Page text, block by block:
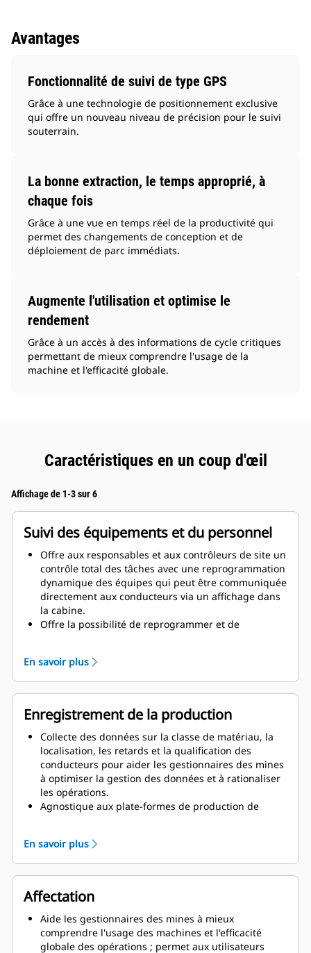
Avantages
Fonctionnalité de suivi de type GPS
Grâce à une technologie de positionnement exclusive
qui offre un nouveau niveau de précision pour le suivi
souterrain.
La bonne extraction, le temps approprié, à
chaque fois
Grâce à une vue en temps réel de la productivité qui
permet des changements de conception et de
déploiement de parc immédiats.
Augmente l'utilisation et optimise le
rendement
Grâce à un accès à des informations de cycle critiques
permettant de mieux comprendre l'usage de la
machine et l'efficacité globale.
Caractéristiques en un coup d'œil
Affichage de 1-3 sur 6
Suivi des équipements et du personnel
Offre aux responsables et aux contrôleurs de site un
contrôle total des tâches avec une reprogrammation
dynamique des équipes qui peut être communiquée
directement aux conducteurs via un affichage dans
la cabine.
Offre la possibilité de reprogrammer et de
Suit tous les déplacements des machines et des
matériaux sur le site, surveille les vitesses des
machines, la performance des conducteurs, les
alertes de code d'anomalie, etc.
Analyse les scénarios « et si ? » afin de choisir le
meilleur plan d'action quand la disponibilité des
équipements change.
Permet au personnel de la mine de visualiser toute
l'exploitation d'un simple coup d'œil.
Suit chaque machine de façon à ce que les
gestionnaires des mines puissent voir
En savoir plus
Enregistrement de la production
Collecte des données sur la classe de matériau, la
localisation, les retards et la qualification des
conducteurs pour aider les gestionnaires des mines
à optimiser la gestion des données et à rationaliser
les opérations.
Agnostique aux plate-formes de production de
En savoir plus
Affectation
Aide les gestionnaires des mines à mieux
comprendre l'usage des machines et l'efficacité
globale des opérations ; permet aux utilisateurs